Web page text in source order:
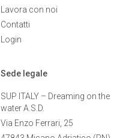
Lavora con noi
Contatti
Login
Sede legale
SUP ITALY – Dreaming on the
water A.S.D.
Via Enzo Ferrari, 25